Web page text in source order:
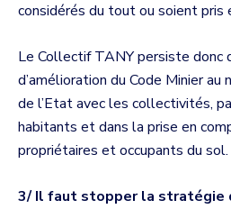
considérés du tout ou soient pris
Le Collectif TANY persiste donc
d’amélioration du Code Minier au
de l’Etat avec les collectivités,
habitants et dans la prise en
propriétaires et occupants du sol.
3/ Il faut stopper la stratégie